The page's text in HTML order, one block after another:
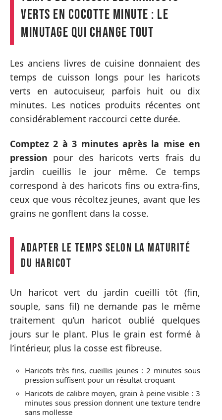
verts en cocotte minute : le
minutage qui change tout
Les anciens livres de cuisine donnaient des
temps de cuisson longs pour les haricots
verts en autocuiseur, parfois huit ou dix
minutes. Les notices produits récentes ont
considérablement raccourci cette durée.
Comptez 2 à 3 minutes après la mise en
pression pour des haricots verts frais du
jardin cueillis le jour même. Ce temps
correspond à des haricots fins ou extra-fins,
ceux que vous récoltez jeunes, avant que les
grains ne gonflent dans la cosse.
Adapter le temps selon la maturité
du haricot
Un haricot vert du jardin cueilli tôt (fin,
souple, sans fil) ne demande pas le même
traitement qu’un haricot oublié quelques
jours sur le plant. Plus le grain est formé à
l’intérieur, plus la cosse est fibreuse.
Haricots très fins, cueillis jeunes : 2 minutes sous
pression suffisent pour un résultat croquant
Haricots de calibre moyen, grain à peine visible : 3
minutes sous pression donnent une texture tendre
sans mollesse